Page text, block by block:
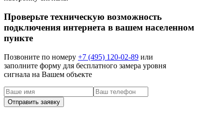
Проверьте техническую возможность
подключения интернета в вашем населенном
пункте
Позвоните по номеру +7 (495) 120-02-89 или
заполните форму для бесплатного замера уровня
сигнала на Вашем объекте